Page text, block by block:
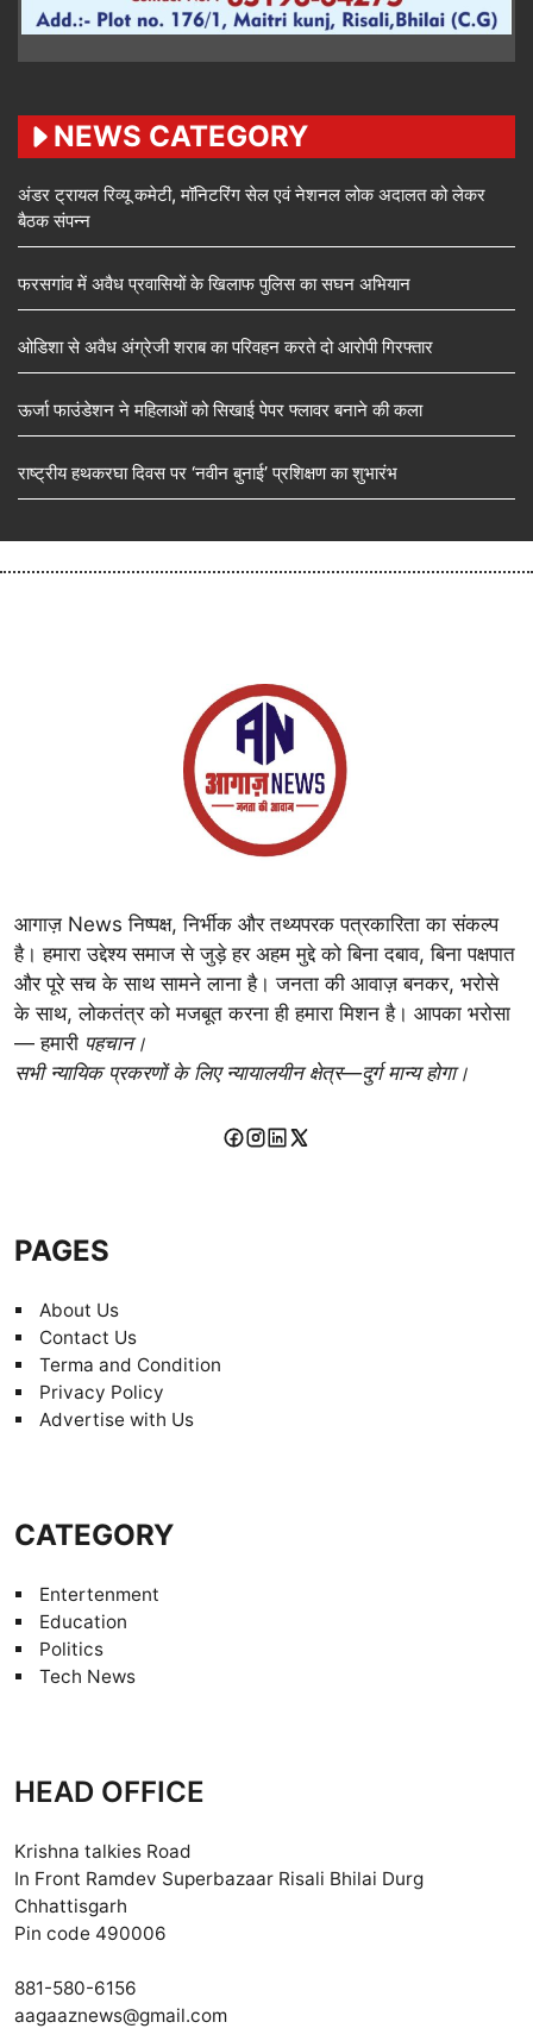
NEWS CATEGORY
अंडर ट्रायल रिव्यू कमेटी, मॉनिटरिंग सेल एवं नेशनल लोक अदालत को लेकर
बैठक संपन्न
फरसगांव में अवैध प्रवासियों के खिलाफ पुलिस का सघन अभियान
ओडिशा से अवैध अंग्रेजी शराब का परिवहन करते दो आरोपी गिरफ्तार
ऊर्जा फाउंडेशन ने महिलाओं को सिखाई पेपर फ्लावर बनाने की कला
राष्ट्रीय हथकरघा दिवस पर ‘नवीन बुनाई’ प्रशिक्षण का शुभारंभ
आगाज़ News निष्पक्ष, निर्भीक और तथ्यपरक पत्रकारिता का संकल्प
है। हमारा उद्देश्य समाज से जुड़े हर अहम मुद्दे को बिना दबाव, बिना पक्षपात
और पूरे सच के साथ सामने लाना है। जनता की आवाज़ बनकर, भरोसे
के साथ, लोकतंत्र को मजबूत करना ही हमारा मिशन है। आपका भरोसा
— हमारी पहचान।
सभी न्यायिक प्रकरणों के लिए न्यायालयीन क्षेत्र—दुर्ग मान्य होगा।
PAGES
About Us
Contact Us
Terma and Condition
Privacy Policy
Advertise with Us
CATEGORY
Entertenment
Education
Politics
Tech News
HEAD OFFICE
Krishna talkies Road
In Front Ramdev Superbazaar Risali Bhilai Durg
Chhattisgarh
Pin code 490006
881-580-6156
aagaaznews@gmail.com